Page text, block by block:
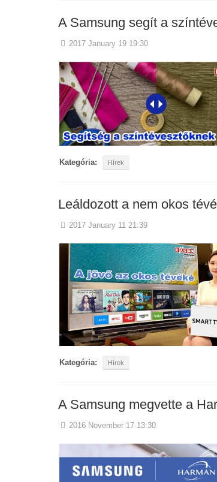
A Samsung segít a
2017 January 19 19:30
Kategória: Hírek
Leáldozott a nem okos
2017 January 11 21:39
Kategória: Hírek
A Samsung megvette a
2016 November 17 13:30